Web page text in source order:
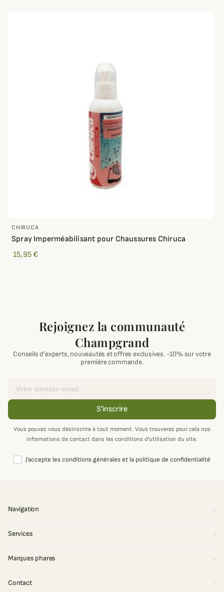
CHIRUCA
Spray Imperméabilisant pour Chaussures Chiruca
15,95 €
Rejoignez la communauté
Champgrand
Conseils d'experts, nouveautés et offres exclusives. -10% sur votre
première commande.
S'inscrire
Vous pouvez vous désinscrire à tout moment. Vous trouverez pour cela nos
informations de contact dans les conditions d'utilisation du site.
J'accepte les conditions générales et la politique de confidentialité
Navigation
Services
Marques phares
Contact